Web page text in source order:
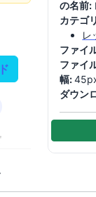
の名前:
カテゴ
レ
ファイ
ファイ
幅:
ダウン